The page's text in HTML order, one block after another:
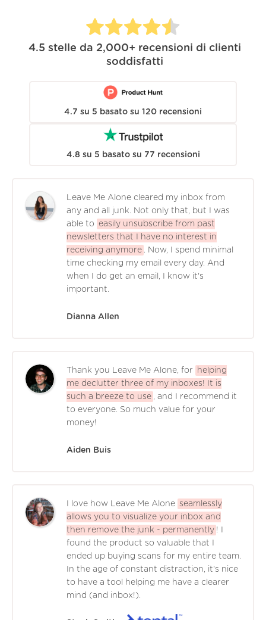
4.5 stelle da 2,000+ recensioni di clienti
soddisfatti
4.7 su 5 basato su 120 recensioni
4.8 su 5 basato su 77 recensioni
Leave Me Alone cleared my inbox from
any and all junk. Not only that, but I was
able to easily unsubscribe from past
newsletters that I have no interest in
receiving anymore . Now, I spend minimal
time checking my email every day. And
when I do get an email, I know it's
important.
Dianna Allen
Thank you Leave Me Alone, for
helping
me declutter three of my inboxes! It is
such a breeze to use , and I recommend it
to everyone. So much value for your
money!
Aiden Buis
I love how Leave Me Alone seamlessly
allows you to visualize your inbox and
then remove the junk - permanently ! I
found the product so valuable that I
ended up buying scans for my entire team.
In the age of constant distraction, it's nice
to have a tool helping me have a clearer
mind (and inbox!).